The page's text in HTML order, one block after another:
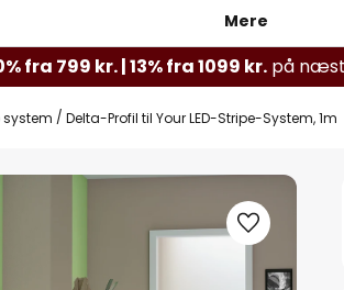
Mere
fra 799 kr. | 13% fra 1099 kr. på
system Delta-Profil til Your LED-Stripe-System, 1m